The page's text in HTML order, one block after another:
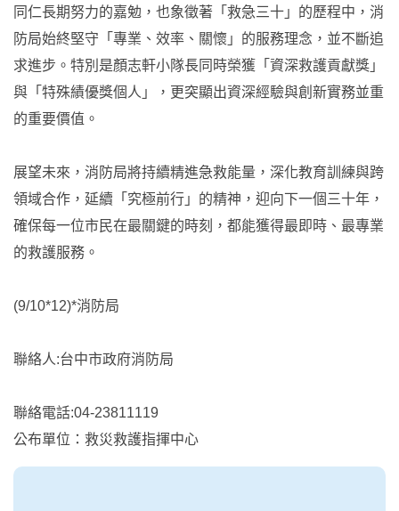
同仁長期努力的嘉勉，也象徵著「救急三十」的歷程中，消
防局始終堅守「專業、效率、關懷」的服務理念，並不斷追
求進步。特別是顏志軒小隊長同時榮獲「資深救護貢獻獎」
與「特殊績優獎個人」，更突顯出資深經驗與創新實務並重
的重要價值。
展望未來，消防局將持續精進急救能量，深化教育訓練與跨
領域合作，延續「究極前行」的精神，迎向下一個三十年，
確保每一位市民在最關鍵的時刻，都能獲得最即時、最專業
的救護服務。
(9/10*12)*消防局
聯絡人:台中市政府消防局
聯絡電話:04-23811119
公布單位：救災救護指揮中心